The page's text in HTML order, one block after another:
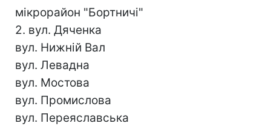
мікрорайон "Бортничі"
2. вул. Дяченка
вул. Нижній Вал
вул. Левадна
вул. Мостова
вул. Промислова
вул. Переяславська